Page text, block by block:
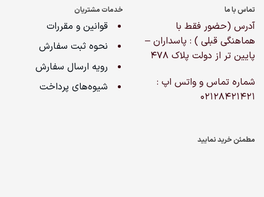
تماس با ما
آدرس (حضور فقط با
هماهنگی قبلی ) : پاسداران –
پایین تر از دولت پلاک ۴۷۸
شماره تماس و واتس اپ :
02128421421
خدمات مشتریان
قوانین و مقررات
نحوه ثبت سفارش
رویه ارسال سفارش
شیوه‌های پرداخت
مطمئن خرید نمایید